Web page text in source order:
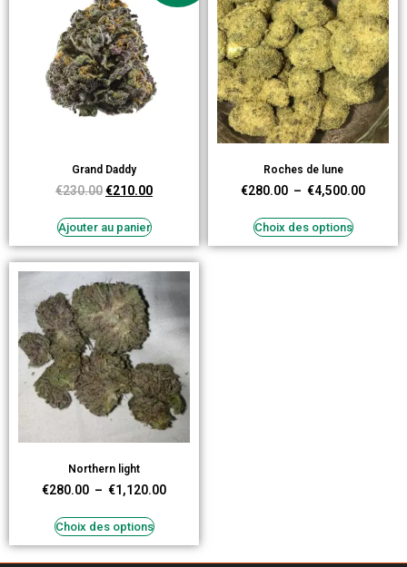
Grand Daddy
€230.00€210.00
Ajouter au panier
Roches de lune
€280.00 – €4,500.00
Choix des options
Northern light
€280.00 – €1,120.00
Choix des options